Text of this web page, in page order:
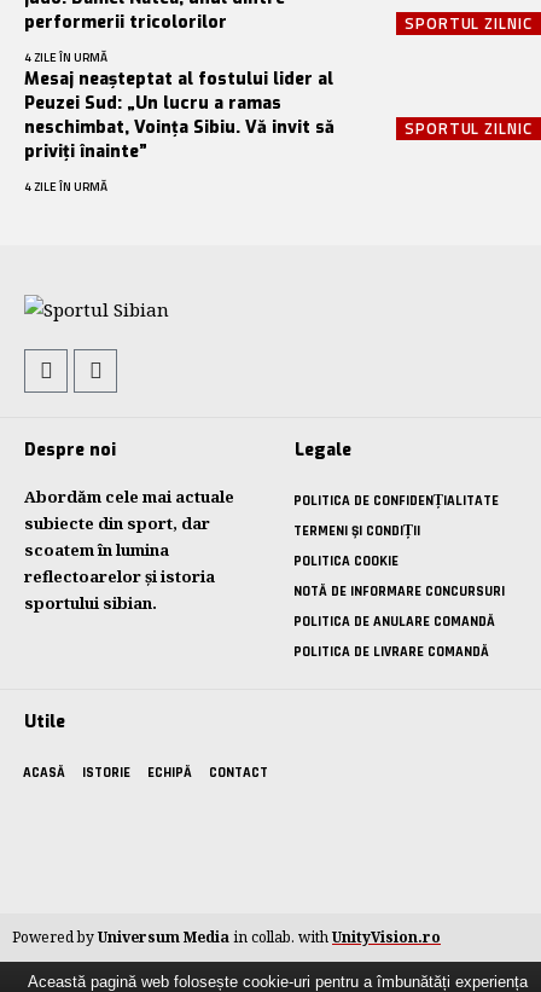
SPORTUL ZILNIC
performerii tricolorilor
4 ZILE ÎN URMĂ
SPORTUL ZILNIC
Mesaj neașteptat al fostului lider al
Peuzei Sud: „Un lucru a ramas
neschimbat, Voința Sibiu. Vă invit să
priviți înainte”
4 ZILE ÎN URMĂ
Despre noi
Abordăm cele mai actuale
subiecte din sport, dar
scoatem în lumina
reflectoarelor și istoria
sportului sibian.
Legale
POLITICA DE CONFIDENȚIALITATE
TERMENI ȘI CONDIȚII
POLITICA COOKIE
NOTĂ DE INFORMARE CONCURSURI
POLITICA DE ANULARE COMANDĂ
POLITICA DE LIVRARE COMANDĂ
Utile
ACASĂ ISTORIE ECHIPĂ CONTACT
Powered byUniversum Mediain collab. withUnityVision.ro
Această pagină web folosește cookie-uri pentru a îmbunătăți experiența